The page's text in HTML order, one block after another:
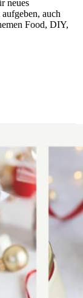
neues
auch
Food, DIY,